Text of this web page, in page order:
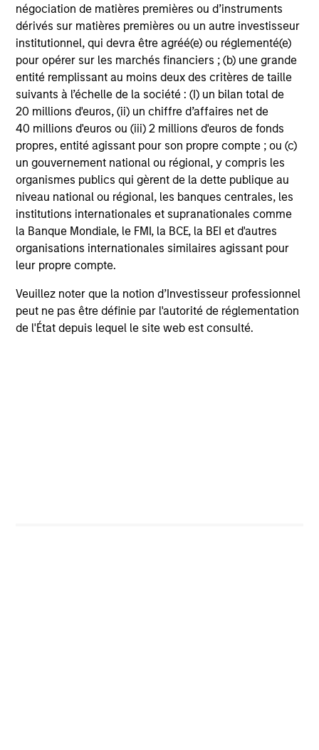
négociation de matières premières ou d’instruments
dérivés sur matières premières ou un autre investisseur
institutionnel, qui devra être agréé(e) ou réglementé(e)
pour opérer sur les marchés financiers ; (b) une grande
entité remplissant au moins deux des critères de taille
suivants à l’échelle de la société : (I) un bilan total de
20 millions d'euros, (ii) un chiffre d’affaires net de
40 millions d'euros ou (iii) 2 millions d'euros de fonds
propres, entité agissant pour son propre compte ; ou (c)
un gouvernement national ou régional, y compris les
organismes publics qui gèrent de la dette publique au
niveau national ou régional, les banques centrales, les
institutions internationales et supranationales comme
la Banque Mondiale, le FMI, la BCE, la BEI et d'autres
organisations internationales similaires agissant pour
leur propre compte.
Veuillez noter que la notion d’Investisseur professionnel
peut ne pas être définie par l'autorité de réglementation
de l'État depuis lequel le site web est consulté.
Performances calendaires
Profil de risque et de
rendement
Loading
Composition 4